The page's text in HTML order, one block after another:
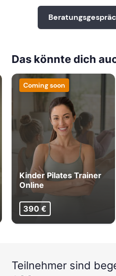
Das könnte dich
Coming soon
Kinder Pilates Trainer
Online
390 €
Teilnehmer sind